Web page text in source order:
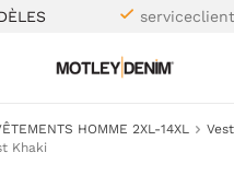
HOMME 2XL-14XL
Khaki